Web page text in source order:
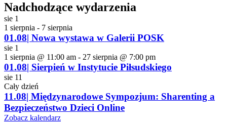
Nadchodzące wydarzenia
sie 1
1 sierpnia - 7 sierpnia
01.08| Nowa wystawa w Galerii POSK
sie 1
1 sierpnia @ 11:00 am - 27 sierpnia @ 7:00 pm
01.08| Sierpień w Instytucie Piłsudskiego
sie 11
Cały dzień
11.08| Międzynarodowe Sympozjum: Sharenting a
Bezpieczeństwo Dzieci Online
Zobacz kalendarz